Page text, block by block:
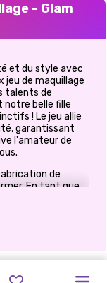
- Glam
et du style avec
jeu de maquillage
talents de
notre belle fille
! Le jeu allie
garantissant
l'amateur de
de
En tant que
la glamour avec
cheveux
élaborez
Alors
STUDIO